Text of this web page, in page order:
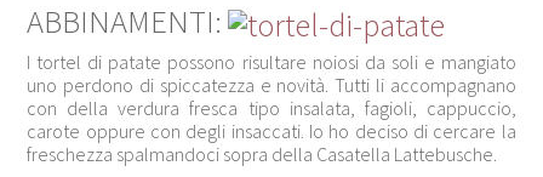
ABBINAMENTI:
I tortel di patate possono risultare noiosi da soli e mangiato
uno perdono di spiccatezza e novità. Tutti li accompagnano
con della verdura fresca tipo insalata, fagioli, cappuccio,
carote oppure con degli insaccati. Io ho deciso di cercare la
freschezza spalmandoci sopra della Casatella Lattebusche.